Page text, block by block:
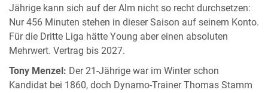
Jährige kann sich auf der Alm nicht so recht durchsetzen:
Nur 456 Minuten stehen in dieser Saison auf seinem Konto.
Für die Dritte Liga hätte Young aber einen absoluten
Mehrwert. Vertrag bis 2027.
Tony Menzel: Der 21-Jährige war im Winter schon
Kandidat bei 1860, doch Dynamo-Trainer Thomas Stamm